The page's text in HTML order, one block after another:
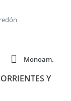
Monoam.
Y